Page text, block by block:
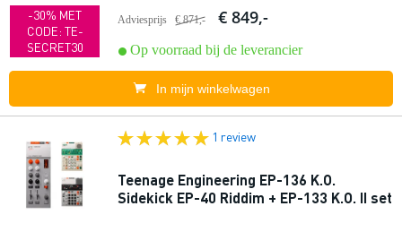
-30% MET
CODE: TE-
SECRET30
Adviesprijs € 871,- € 849,-
Op voorraad bij de leverancier
In mijn winkelwagen
1 review
Teenage Engineering EP-136 K.O.
Sidekick EP-40 Riddim + EP-133 K.O. II set